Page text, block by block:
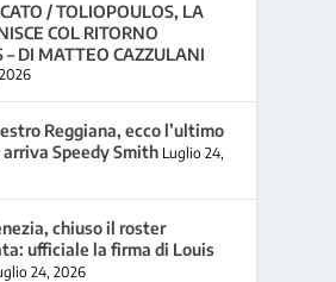
/ TOLIOPOULOS, LA
COL RITORNO
– DI MATTEO CAZZULANI
Reggiana, ecco l’ultimo
Speedy Smith Luglio 24,
chiuso il roster
ufficiale la firma di Louis
24, 2026